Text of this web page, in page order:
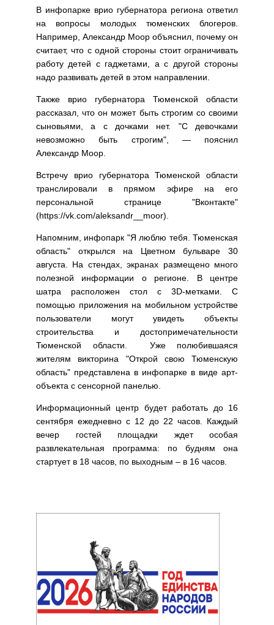
В инфопарке врио губернатора региона ответил
на вопросы молодых тюменских блогеров.
Например, Александр Моор объяснил, почему он
считает, что с одной стороны стоит ограничивать
работу детей с гаджетами, а с другой стороны
надо развивать детей в этом направлении.
Также врио губернатора Тюменской области
рассказал, что он может быть строгим со своими
сыновьями, а с дочками нет. "С девочками
невозможно быть строгим", — пояснил
Александр Моор.
Встречу врио губернатора Тюменской области
транслировали в прямом эфире на его
персональной странице "Вконтакте"
(https://vk.com/aleksandr__moor).
Напомним, инфопарк "Я люблю тебя. Тюменская
область" открылся на Цветном бульваре 30
августа. На стендах, экранах размещено много
полезной информации о регионе. В центре
шатра расположен стол с 3D-метками. С
помощью приложения на мобильном устройстве
пользователи могут увидеть объекты
строительства и достопримечательности
Тюменской области. Уже полюбившаяся
жителям викторина "Открой свою Тюменскую
область" представлена в инфопарке в виде арт-
объекта с сенсорной панелью.
Информационный центр будет работать до 16
сентября ежедневно с 12 до 22 часов. Каждый
вечер гостей площадки ждет особая
развлекательная программа: по будням она
стартует в 18 часов, по выходным – в 16 часов.